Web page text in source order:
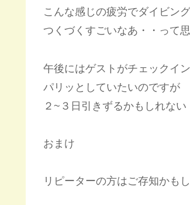
こんな感じの疲労でダイビン
つくづくすごいなあ・・って思
午後にはゲストがチェックイ
パリッとしていたいのですが
２~３日引きずるかもしれない
おまけ
リピーターの方はご存知かも